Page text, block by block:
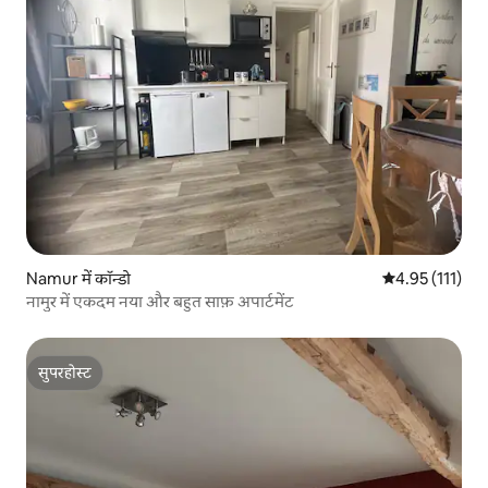
Namur में कॉन्डो औसत रेटिंग 5 में से
4.95 (111)
नामुर में एकदम नया और बहुत साफ़ अपार्टमेंट
सुपरहोस्ट
सुपरहोस्ट